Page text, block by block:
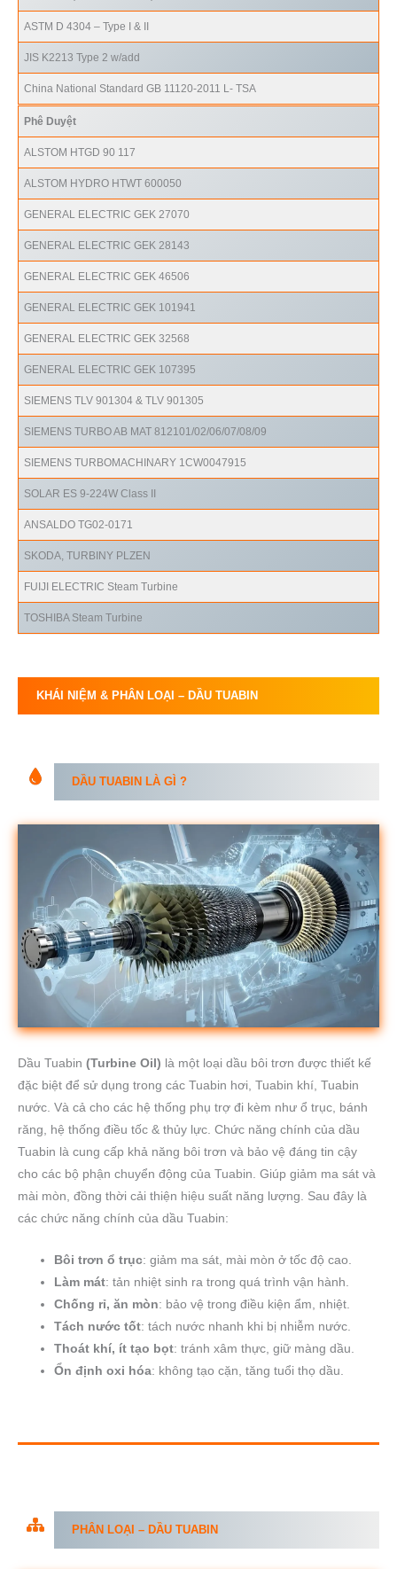
ASTM D 4304 – Type I & II
JIS K2213 Type 2 w/add
China National Standard GB 11120-2011 L- TSA
Phê Duyệt
ALSTOM HTGD 90 117
ALSTOM HYDRO HTWT 600050
GENERAL ELECTRIC GEK 27070
GENERAL ELECTRIC GEK 28143
GENERAL ELECTRIC GEK 46506
GENERAL ELECTRIC GEK 101941
GENERAL ELECTRIC GEK 32568
GENERAL ELECTRIC GEK 107395
SIEMENS TLV 901304 & TLV 901305
SIEMENS TURBO AB MAT 812101/02/06/07/08/09
SIEMENS TURBOMACHINARY 1CW0047915
SOLAR ES 9-224W Class II
ANSALDO TG02-0171
SKODA, TURBINY PLZEN
FUIJI ELECTRIC Steam Turbine
TOSHIBA Steam Turbine
KHÁI NIỆM & PHÂN LOẠI – DẦU TUABIN
DẦU TUABIN LÀ GÌ ?
Dầu Tuabin (Turbine Oil) là một loại dầu bôi trơn được thiết kế
đặc biệt để sử dụng trong các Tuabin hơi, Tuabin khí, Tuabin
nước. Và cả cho các hệ thống phụ trợ đi kèm như ổ trục, bánh
răng, hệ thống điều tốc & thủy lực. Chức năng chính của dầu
Tuabin là cung cấp khả năng bôi trơn và bảo vệ đáng tin cậy
cho các bộ phận chuyển động của Tuabin. Giúp giảm ma sát và
mài mòn, đồng thời cải thiện hiệu suất năng lượng. Sau đây là
các chức năng chính của dầu Tuabin:
Bôi trơn ổ trục: giảm ma sát, mài mòn ở tốc độ cao.
Làm mát: tản nhiệt sinh ra trong quá trình vận hành.
Chống rỉ, ăn mòn: bảo vệ trong điều kiện ẩm, nhiệt.
Tách nước tốt: tách nước nhanh khi bị nhiễm nước.
Thoát khí, ít tạo bọt: tránh xâm thực, giữ màng dầu.
Ổn định oxi hóa: không tạo cặn, tăng tuổi thọ dầu.
PHÂN LOẠI – DẦU TUABIN